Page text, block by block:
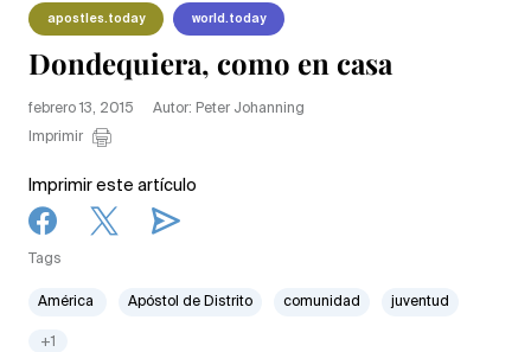
apostles.today world.today
Dondequiera, como en casa
febrero 13, 2015
Autor: Peter Johanning
Imprimir
Imprimir este artículo
Tags
América Apóstol de Distrito comunidad juventud
+1